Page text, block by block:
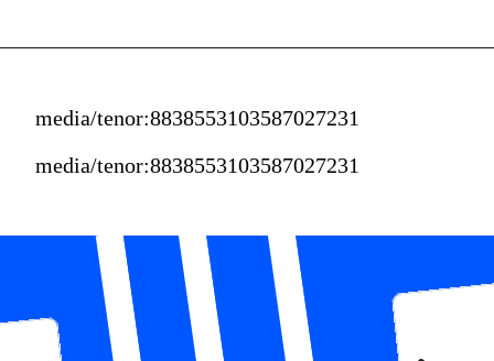
media/tenor:8838553103587027231
media/tenor:8838553103587027231